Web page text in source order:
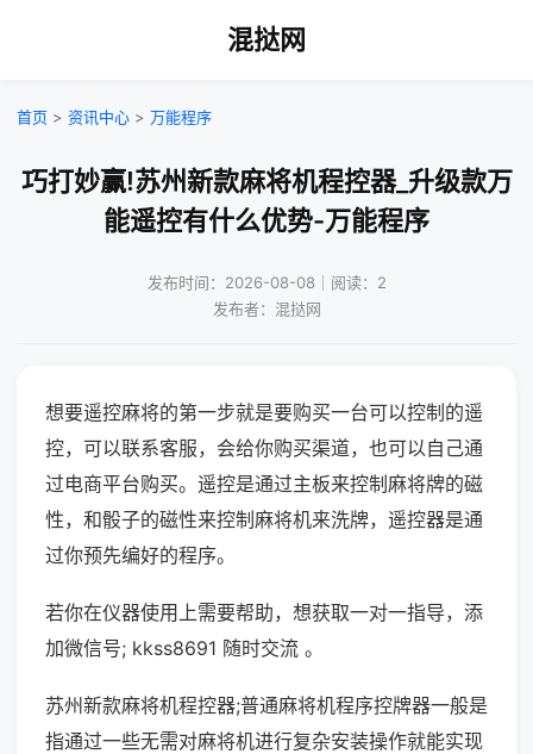
混挞网
首页 > 资讯中心 > 万能程序
巧打妙赢!苏州新款麻将机程控器_升级款万
能遥控有什么优势-万能程序
发布时间：2026-08-08｜阅读：2
发布者：混挞网
想要遥控麻将的第一步就是要购买一台可以控制的遥
控，可以联系客服，会给你购买渠道，也可以自己通
过电商平台购买。遥控是通过主板来控制麻将牌的磁
性，和骰子的磁性来控制麻将机来洗牌，遥控器是通
过你预先编好的程序。
若你在仪器使用上需要帮助，想获取一对一指导，添
加微信号; kkss8691 随时交流 。
苏州新款麻将机程控器;普通麻将机程序控牌器一般是
指通过一些无需对麻将机进行复杂安装操作就能实现